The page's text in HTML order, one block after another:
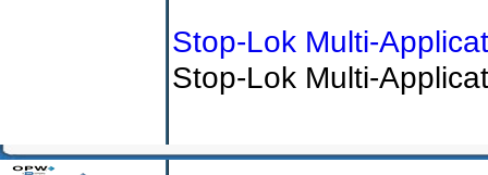
Stop-Lok Multi-
Stop-Lok Multi-